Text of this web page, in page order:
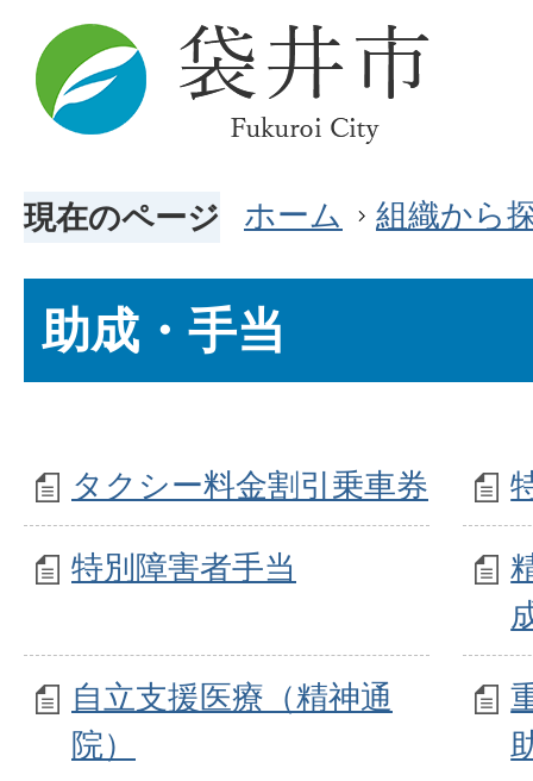
現在のページ ホーム 組織から
助成・手当
タクシー料金割引乗車券
特別障害者手当
自立支援医療（精神通
院）